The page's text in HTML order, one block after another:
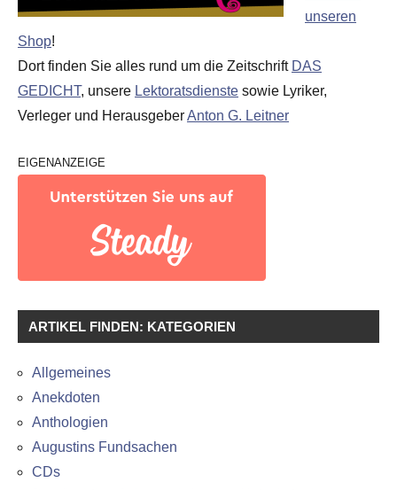
unseren
Shop!
Dort finden Sie alles rund um die Zeitschrift DAS
GEDICHT, unsere Lektoratsdienste sowie Lyriker,
Verleger und HerausgeberAnton G. Leitner
EIGENANZEIGE
ARTIKEL FINDEN: KATEGORIEN
Allgemeines
Anekdoten
Anthologien
Augustins Fundsachen
CDs